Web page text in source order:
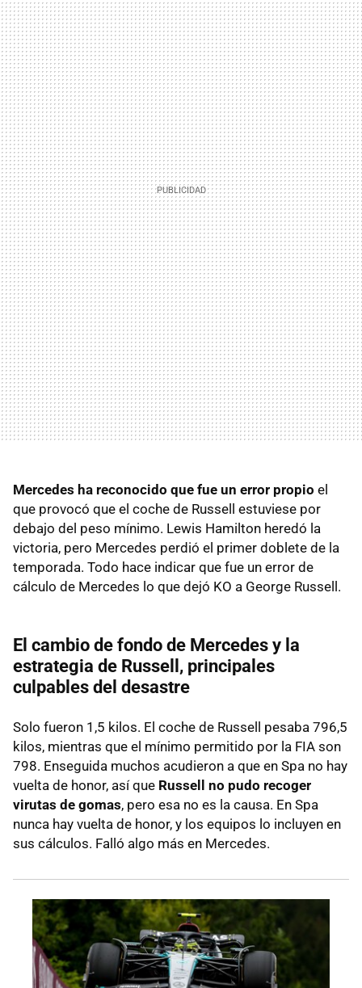
Mercedes ha reconocido que fue un error propio el
que provocó que el coche de Russell estuviese por
debajo del peso mínimo. Lewis Hamilton heredó la
victoria, pero Mercedes perdió el primer doblete de la
temporada. Todo hace indicar que fue un error de
cálculo de Mercedes lo que dejó KO a George Russell.
El cambio de fondo de Mercedes y la
estrategia de Russell, principales
culpables del desastre
Solo fueron 1,5 kilos. El coche de Russell pesaba 796,5
kilos, mientras que el mínimo permitido por la FIA son
798. Enseguida muchos acudieron a que en Spa no hay
vuelta de honor, así que Russell no pudo recoger
virutas de gomas, pero esa no es la causa. En Spa
nunca hay vuelta de honor, y los equipos lo incluyen en
sus cálculos. Falló algo más en Mercedes.